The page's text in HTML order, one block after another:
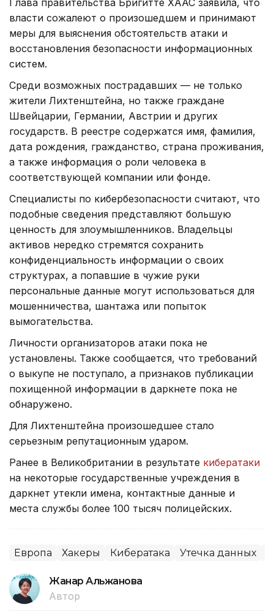
власти сожалеют о произошедшем и принимают
меры для выяснения обстоятельств атаки и
восстановления безопасности информационных
систем.
Среди возможных пострадавших — не только
жители Лихтенштейна, но также граждане
Швейцарии, Германии, Австрии и других
государств. В реестре содержатся имя, фамилия,
дата рождения, гражданство, страна проживания,
а также информация о роли человека в
соответствующей компании или фонде.
Специалисты по кибербезопасности считают, что
подобные сведения представляют большую
ценность для злоумышленников. Владельцы
активов нередко стремятся сохранить
конфиденциальность информации о своих
структурах, а попавшие в чужие руки
персональные данные могут использоваться для
мошенничества, шантажа или попыток
вымогательства.
Личности организаторов атаки пока не
установлены. Также сообщается, что требований
о выкупе не поступало, а признаков публикации
похищенной информации в даркнете пока не
обнаружено.
Для Лихтенштейна произошедшее стало
серьезным репутационным ударом.
Ранее в Великобритании в результате кибератаки
на некоторые государственные учреждения в
даркнет утекли имена, контактные данные и
места службы более 100 тысяч полицейских.
Европа Хакеры Кибератака Утечка данных
Жанар Альжанова
Автор